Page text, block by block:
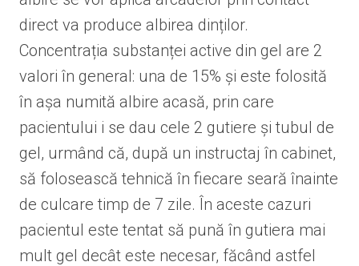
direct va produce albirea dinților.
Concentrația substanței active din gel are 2
valori în general: una de 15% și este folosită
în așa numită albire acasă, prin care
pacientului i se dau cele 2 gutiere și tubul de
gel, urmând că, după un instructaj în cabinet,
să folosească tehnică în fiecare seară înainte
de culcare timp de 7 zile. În aceste cazuri
pacientul este tentat să pună în gutiera mai
mult gel decât este necesar, făcând astfel